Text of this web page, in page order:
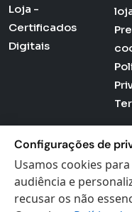
Loja -
Certificados
Digitais
Actana © 2026 -
Configurações de
Usamos cookies
audiência e
recusar os não